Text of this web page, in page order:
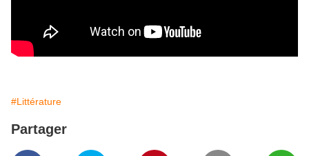
#Littérature
Partager